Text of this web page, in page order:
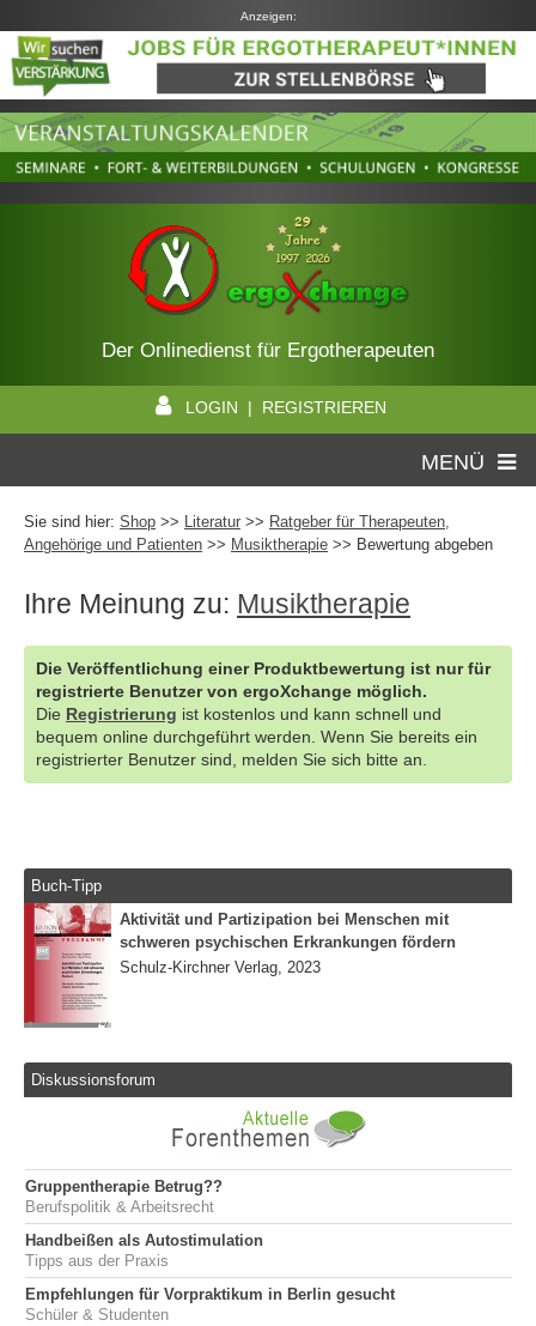
Anzeigen:
Der Onlinedienst für Ergotherapeuten
LOGIN | REGISTRIEREN
MENÜ
Sie sind hier: Shop >> Literatur >> Ratgeber für Therapeuten,
Angehörige und Patienten >> Musiktherapie >> Bewertung abgeben
Ihre Meinung zu: Musiktherapie
Die Veröffentlichung einer Produktbewertung ist nur für
registrierte Benutzer von ergoXchange möglich.
Die Registrierung ist kostenlos und kann schnell und
bequem online durchgeführt werden. Wenn Sie bereits ein
registrierter Benutzer sind, melden Sie sich bitte an.
Buch-Tipp
Aktivität und Partizipation bei Menschen mit
schweren psychischen Erkrankungen fördern
Schulz-Kirchner Verlag, 2023
Diskussionsforum
Gruppentherapie Betrug??
Berufspolitik & Arbeitsrecht
Handbeißen als Autostimulation
Tipps aus der Praxis
Empfehlungen für Vorpraktikum in Berlin gesucht
Schüler & Studenten